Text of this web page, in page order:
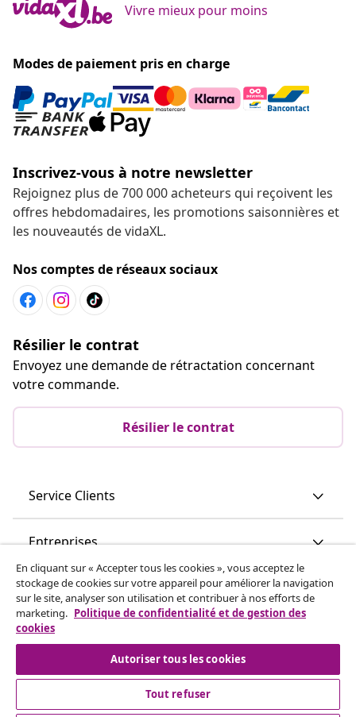
Vivre mieux pour moins
Modes de paiement pris en charge
Inscrivez-vous à notre newsletter
Rejoignez plus de 700 000 acheteurs qui reçoivent les
offres hebdomadaires, les promotions saisonnières et
les nouveautés de vidaXL.
Nos comptes de réseaux sociaux
Résilier le contrat
Envoyez une demande de rétractation concernant
votre commande.
Résilier le contrat
Service Clients
Entreprises
vidaXL
Découvrez-en plus
En cliquant sur « Accepter tous les cookies », vous acceptez le
stockage de cookies sur votre appareil pour améliorer la navigation
sur le site, analyser son utilisation et contribuer à nos efforts de
marketing. Politique de confidentialité et de gestion des
cookies
Autoriser tous les cookies
Tout refuser